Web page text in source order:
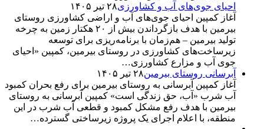
احیای جوی‌های آب و کشاورزی۲۸ تیر ۱۴۰۵
آغاز کمپین احیای جوی‌های آب و اراضی کشاورزی روستای
بیرمین با هدف بازگرداندن بیش از ۲۰ هکتار زمین به چرخه
تولید بیرمین – هم‌زمان با برنامه‌ریزی برای توسعه
زیرساخت‌های کشاورزی در روستای بیرمین، کمپین «احیای
جوی آب و مزارع کشاورزی…
آبرسانی روستای بیرمین۲۸ تیر ۱۴۰۵
آغاز کمپین آبرسانی به روستای بیرمین برای رفع بحران کمبود
آب شرب «آب، حق زندگی است» کمپین آبرسانی به روستای
بیرمین با هدف رفع مشکل کمبود و قطعی آب شرب در این
منطقه، با اعلام اجرای یک پروژه زیرساختی گسترده…